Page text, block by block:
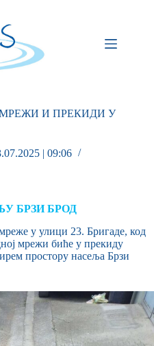
И ПРЕКИДИ У
| 09:06
БРЗИ БРОД
у улици 23. Бригаде, код
мрежи биће у прекиду
простору насеља Брзи